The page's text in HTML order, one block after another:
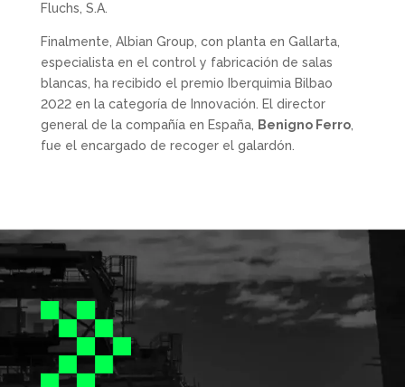
Fluchs, S.A.
Finalmente, Albian Group, con planta en Gallarta,
especialista en el control y fabricación de salas
blancas, ha recibido el premio Iberquimia Bilbao
2022 en la categoría de Innovación. El director
general de la compañía en España,
Benigno Ferro,
fue el encargado de recoger el galardón.